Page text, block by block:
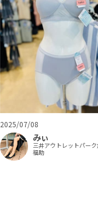
2025/07/08
みぃ
三井アウトレットパー
福助